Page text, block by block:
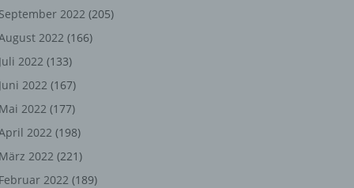
September 2022 (205)
2022 (166)
Juli 2022 (133)
Juni 2022 (167)
Mai 2022 (177)
2022 (198)
März 2022 (221)
Februar 2022 (189)
oder